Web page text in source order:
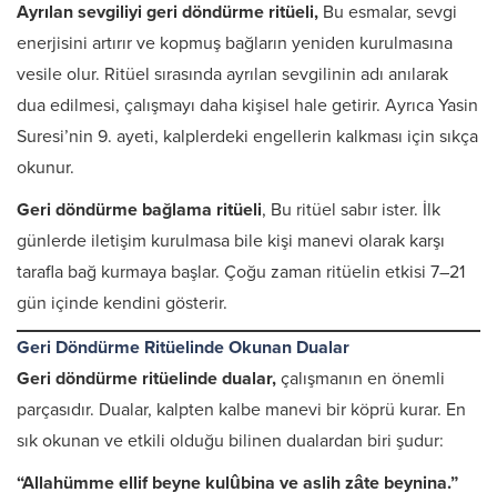
Ayrılan sevgiliyi geri döndürme ritüeli, Bu esmalar, sevgi
enerjisini artırır ve kopmuş bağların yeniden kurulmasına
vesile olur. Ritüel sırasında ayrılan sevgilinin adı anılarak
dua edilmesi, çalışmayı daha kişisel hale getirir. Ayrıca Yasin
Suresi’nin 9. ayeti, kalplerdeki engellerin kalkması için sıkça
okunur.
Geri döndürme bağlama ritüeli, Bu ritüel sabır ister. İlk
günlerde iletişim kurulmasa bile kişi manevi olarak karşı
tarafla bağ kurmaya başlar. Çoğu zaman ritüelin etkisi 7–21
gün içinde kendini gösterir.
Geri Döndürme Ritüelinde Okunan Dualar
Geri döndürme ritüelinde dualar, çalışmanın en önemli
parçasıdır. Dualar, kalpten kalbe manevi bir köprü kurar. En
sık okunan ve etkili olduğu bilinen dualardan biri şudur:
“Allahümme ellif beyne kulûbina ve aslih zâte beynina.”